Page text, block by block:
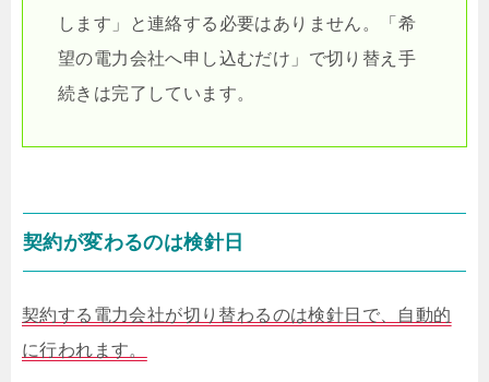
します」と連絡する必要はありません。「希
望の電力会社へ申し込むだけ」で切り替え手
続きは完了しています。
契約が変わるのは検針日
契約する電力会社が切り替わるのは検針日で、自動的
に行われます。